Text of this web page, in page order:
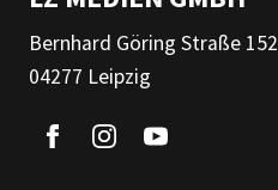
Bernhard Göring Straße 152
04277 Leipzig